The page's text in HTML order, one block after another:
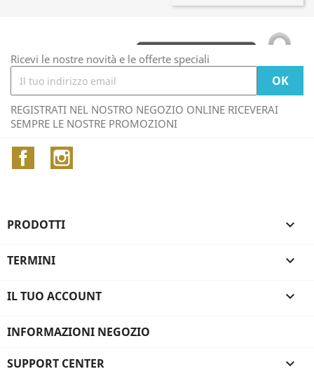
Ricevi le nostre novità e le offerte speciali
REGISTRATI NEL NOSTRO NEGOZIO ONLINE RICEVERAI
SEMPRE LE NOSTRE PROMOZIONI
Facebook
PRODOTTI 
TERMINI 
IL TUO ACCOUNT 
INFORMAZIONI NEGOZIO
SUPPORT CENTER 